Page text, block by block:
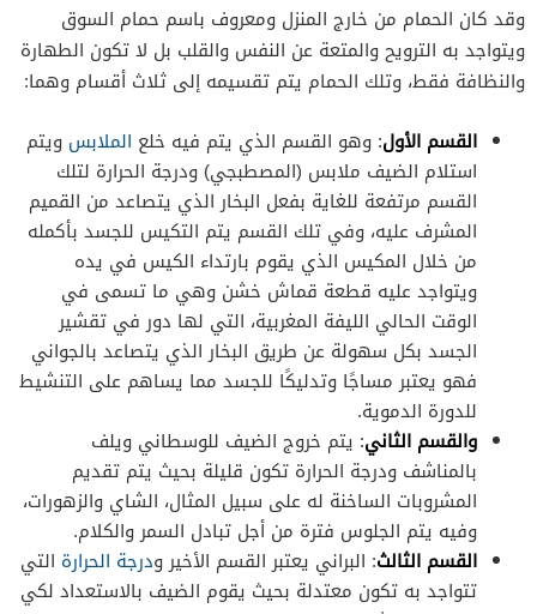
وقد كان الحمام من خارج المنزل ومعروف باسم حمام السوق
ويتواجد به الترويح والمتعة عن النفس والقلب بل لا تكون الطهارة
والنظافة فقط، وتلك الحمام يتم تقسيمه إلى ثلاث أقسام وهما:
القسم الأول: وهو القسم الذي يتم فيه خلع الملابس ويتم
استلام الضيف ملابس (المصطبجي) ودرجة الحرارة لتلك
القسم مرتفعة للغاية بفعل البخار الذي يتصاعد من القميم
المشرف عليه، وفي تلك القسم يتم التكيس للجسد بأكمله
من خلال المكيس الذي يقوم بارتداء الكيس في يده
ويتواجد عليه قطعة قماش خشن وهي ما تسمى في
الوقت الحالي الليفة المغربية، التي لها دور في تقشير
الجسد بكل سهولة عن طريق البخار الذي يتصاعد بالجواني
فهو يعتبر مساجًا وتدليكًا للجسد مما يساهم على التنشيط
للدورة الدموية.
والقسم الثاني: يتم خروج الضيف للوسطاني ويلف
بالمناشف ودرجة الحرارة تكون قليلة بحيث يتم تقديم
المشروبات الساخنة له على سبيل المثال، الشاي والزهورات،
وفيه يتم الجلوس فترة من أجل تبادل السمر والكلام.
القسم الثالث: البراني يعتبر القسم الأخير ودرجة الحرارة التي
تتواجد به تكون معتدلة بحيث يقوم الضيف بالاستعداد لكي